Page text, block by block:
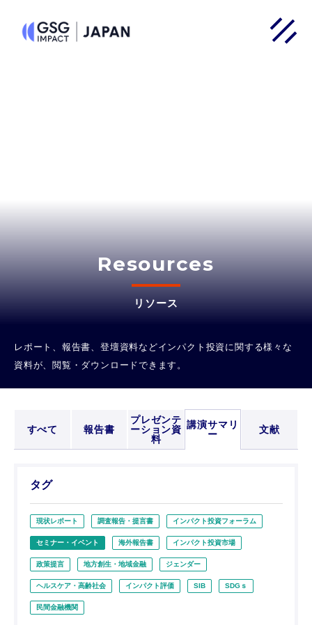
Resources
リソース
レポート、報告書、登壇資料などインパクト投資に関する様々な
資料が、閲覧・ダウンロードできます。
すべて 報告書
プレゼンテ
ーション資
料
講演サマリ
ー
文献
タグ
現状レポート 調査報告・提言書 インパクト投資フォーラム
セミナー・イベント 海外報告書 インパクト投資市場
政策提言 地方創生・地域金融 ジェンダー
ヘルスケア・高齢社会 インパクト評価 SIB SDGｓ
民間金融機関